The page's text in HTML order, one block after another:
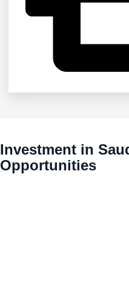
Investment in
Opportunities